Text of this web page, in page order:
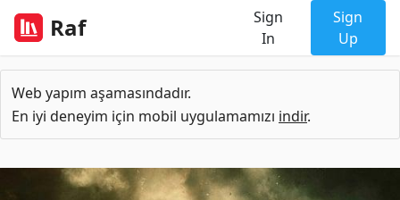
Raf
Sign
In
Sign
Up
Web yapım aşamasındadır.
En iyi deneyim için mobil uygulamamızı indir.